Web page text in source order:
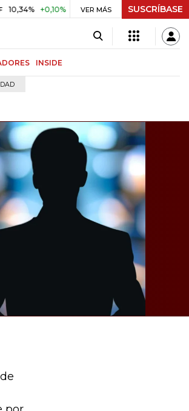
+0,10% +0,98% UVR $ 416,86 +$ 0,05
VER MÁS SUSCRÍBASE
INSIDE